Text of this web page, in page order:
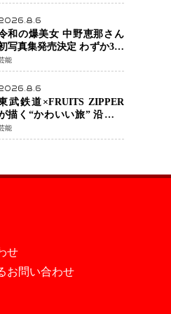
ルチェックも通過
和の爆美女 中野恵那さん
写真集発売決定 わずか3日
2560万インプレッション
記録した話題の美貌を凝
能
武鉄道×FRUITS ZIPPER
描く“かわいい旅” 沿線を
台にした「TOBU KAWAII
」が開幕
能
せ
お問い合わせ